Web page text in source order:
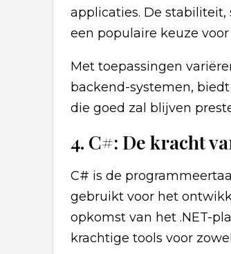
applicaties. De
een populaire keuze
Met toepassingen
backend-systemen,
die goed zal blijven
4. C#: De kracht
C# is de
gebruikt voor het
opkomst van het .NET-
krachtige tools voor